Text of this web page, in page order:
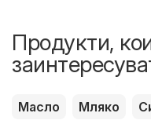
Продукти,
Масло Мляко